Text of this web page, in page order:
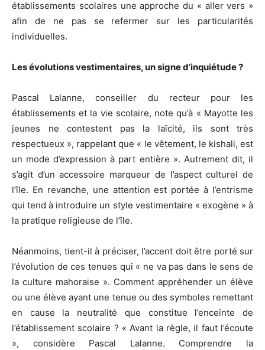
établissements scolaires une approche du « aller vers »
afin de ne pas se refermer sur les particularités
individuelles.
Les évolutions vestimentaires, un signe d’inquiétude ?
Pascal Lalanne, conseiller du recteur pour les
établissements et la vie scolaire, note qu’à « Mayotte les
jeunes ne contestent pas la laïcité, ils sont très
respectueux », rappelant que « le vêtement, le kishali, est
un mode d’expression à part entière ». Autrement dit, il
s’agit d’un accessoire marqueur de l’aspect culturel de
l’île. En revanche, une attention est portée à l’entrisme
qui tend à introduire un style vestimentaire « exogène » à
la pratique religieuse de l’île.
Néanmoins, tient-il à préciser, l’accent doit être porté sur
l’évolution de ces tenues qui « ne va pas dans le sens de
la culture mahoraise ». Comment appréhender un élève
ou une élève ayant une tenue ou des symboles remettant
en cause la neutralité que constitue l’enceinte de
l’établissement scolaire ? « Avant la règle, il faut l’écoute
», considère Pascal Lalanne. Comprendre la